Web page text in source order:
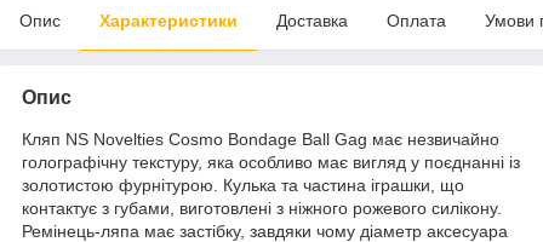
Опис Характеристики Доставка Оплата Умови
Опис
Кляп NS Novelties Cosmo Bondage Ball Gag має незвичайно
голографічну текстуру, яка особливо має вигляд у поєднанні із
золотистою фурнітурою. Кулька та частина іграшки, що
контактує з губами, виготовлені з ніжного рожевого силікону.
Ремінець-ляпа має застібку, завдяки чому діаметр аксесуара